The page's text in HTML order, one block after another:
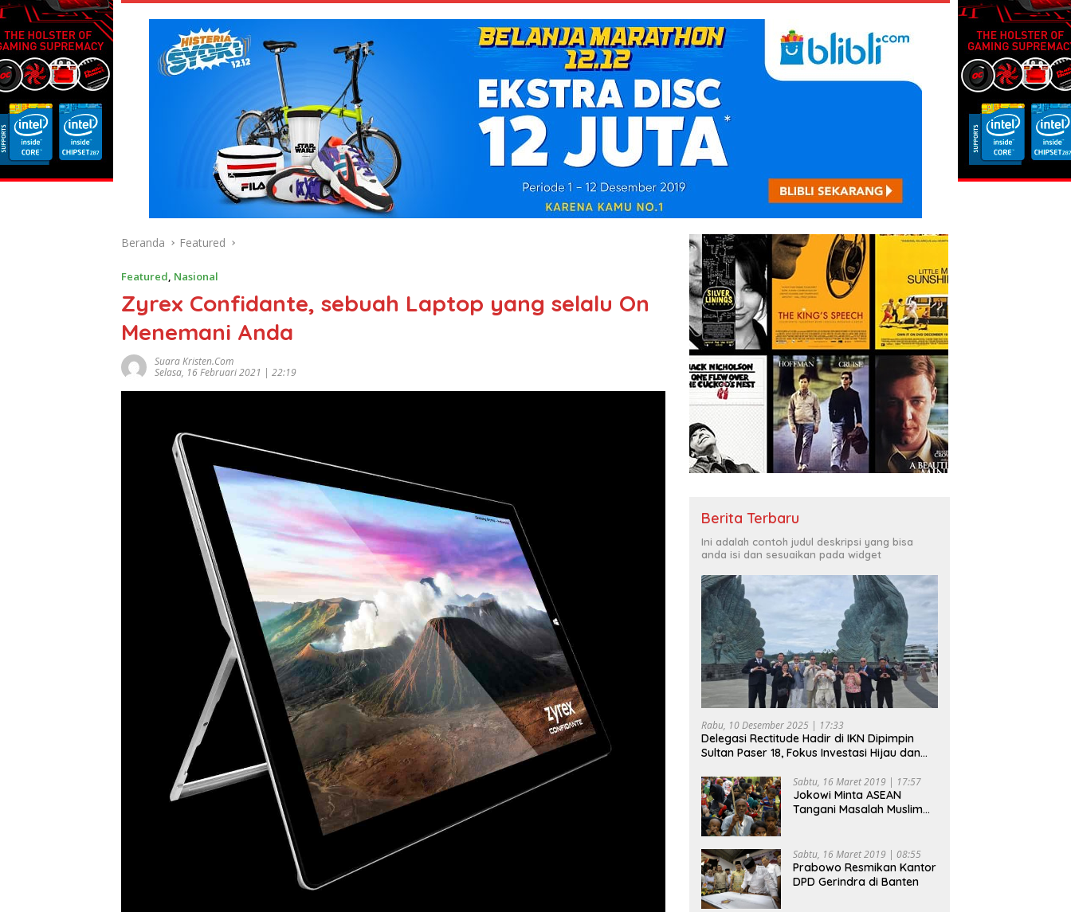
Beranda Featured
Featured, Nasional
Zyrex Confidante, sebuah Laptop yang selalu On
Menemani Anda
Suara Kristen.com
Selasa, 16 Februari 2021 | 22:19
Berita Terbaru
Ini adalah contoh judul deskripsi yang bisa
anda isi dan sesuaikan pada widget
Rabu, 10 Desember 2025 | 17:33
Delegasi Rectitude Hadir di IKN Dipimpin
Sultan Paser 18, Fokus Investasi Hijau dan
Sabtu, 16 Maret 2019 | 17:57
Jokowi Minta ASEAN
Tangani Masalah Muslim
Sabtu, 16 Maret 2019 | 08:55
Prabowo Resmikan Kantor
DPD Gerindra di Banten